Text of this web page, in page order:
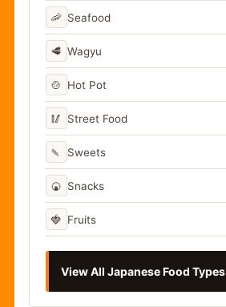
🦐 Seafood
🥩 Wagyu
🍲 Hot Pot
🥢 Street Food
🍡 Sweets
🍘 Snacks
🍓 Fruits
View All Japanese Food Types